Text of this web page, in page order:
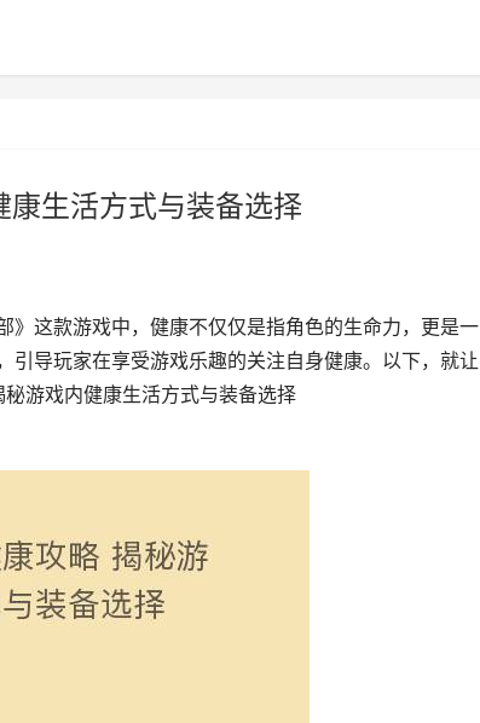
生活方式与装备选择
这款游戏中，健康不仅仅是指角色的生命力，更是一
导玩家在享受游戏乐趣的关注自身健康。以下，就让
游戏内健康生活方式与装备选择